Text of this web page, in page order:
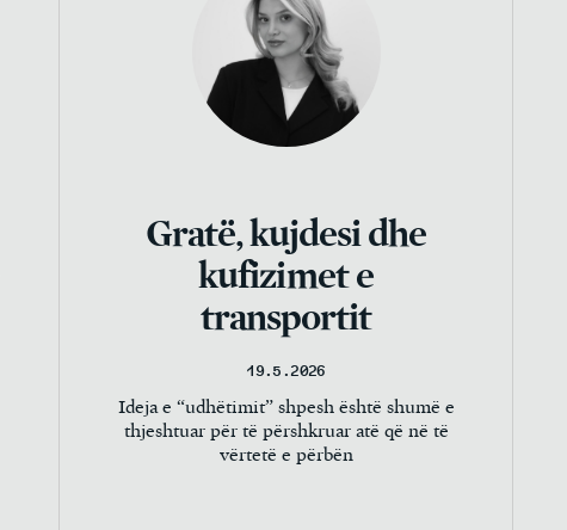
Gratë, kujdesi dhe
kufizimet e
transportit
19.5.2026
Ideja e “udhëtimit” shpesh është shumë e
thjeshtuar për të përshkruar atë që në të
vërtetë e përbën